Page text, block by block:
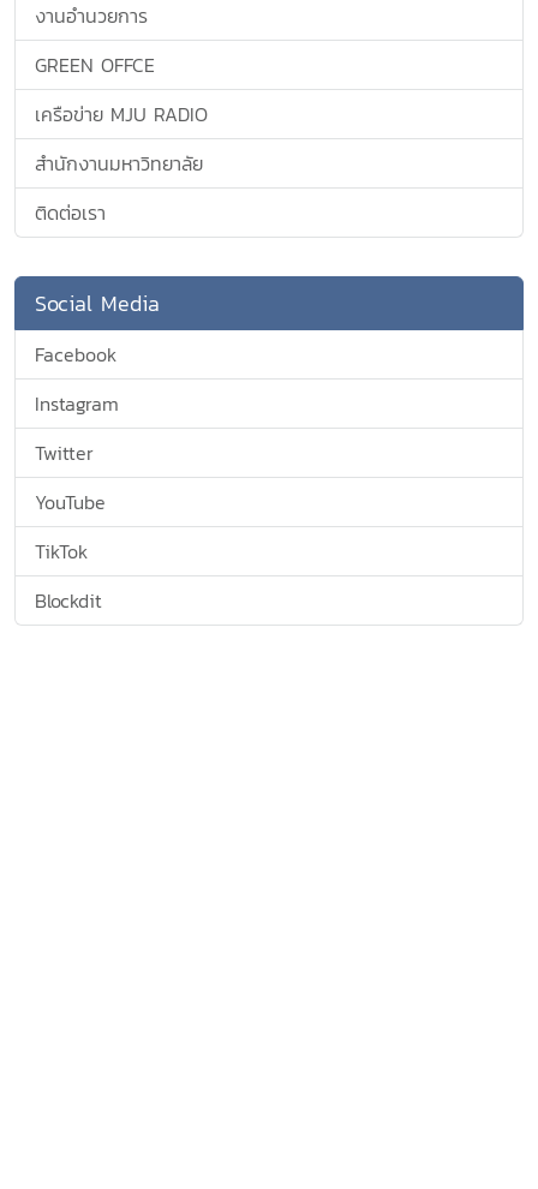
งานอำนวยการ
GREEN OFFCE
เครือข่าย MJU RADIO
สำนักงานมหาวิทยาลัย
ติดต่อเรา
Social Media
Facebook
Instagram
Twitter
YouTube
TikTok
Blockdit